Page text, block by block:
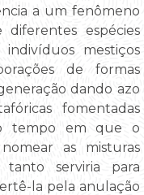
a um fenômeno
espécies
indivíduos mestiços
de formas
dando azo
fomentadas
tempo em que o
as misturas
tanto serviria para
la pela anulação